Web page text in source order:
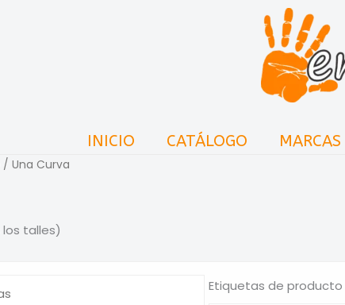
INICIO CATÁLOGO MARCAS
Una Curva
talles)
Etiquetas de producto